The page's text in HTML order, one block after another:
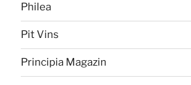
Philea
Pit Vins
Principia Magazin